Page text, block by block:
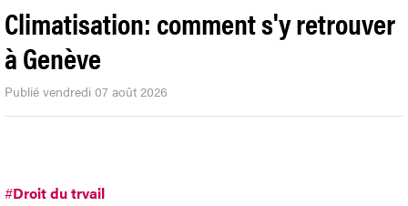
Climatisation: comment s'y retrouver
à Genève
Publié vendredi 07 août 2026
#Droit du trvail